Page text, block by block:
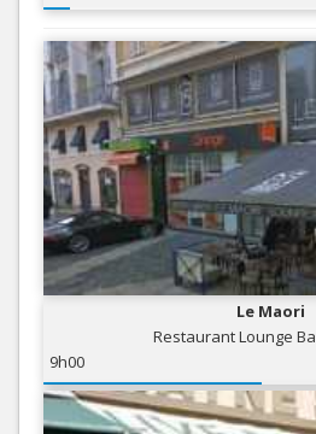
Le Maori
Restaurant Lounge
9h00